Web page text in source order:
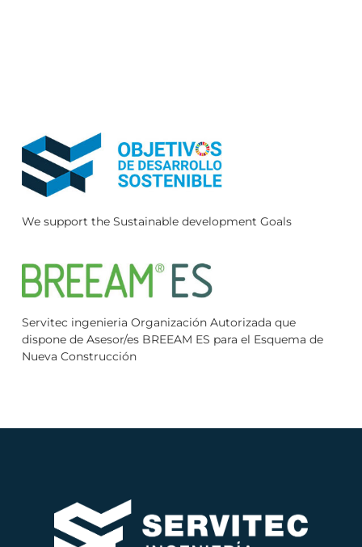
We support the Sustainable development Goals
Servitec ingenieria Organización Autorizada que
dispone de Asesor/es BREEAM ES para el Esquema de
Nueva Construcción